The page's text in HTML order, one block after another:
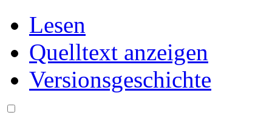
Lesen
Quelltext anzeigen
Versionsgeschichte